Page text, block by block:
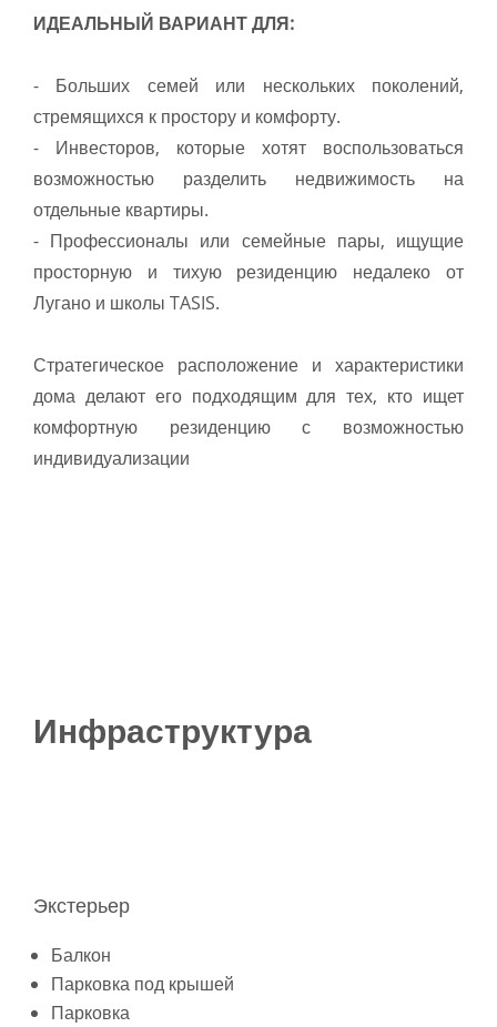
ИДЕАЛЬНЫЙ ВАРИАНТ ДЛЯ:
- Больших семей или нескольких поколений,
стремящихся к простору и комфорту.
- Инвесторов, которые хотят воспользоваться
возможностью разделить недвижимость на
отдельные квартиры.
- Профессионалы или семейные пары, ищущие
просторную и тихую резиденцию недалеко от
Лугано и школы TASIS.
Стратегическое расположение и характеристики
дома делают его подходящим для тех, кто ищет
комфортную резиденцию с возможностью
индивидуализации
Инфраструктура
Экстерьер
Балкон
Парковка под крышей
Парковка